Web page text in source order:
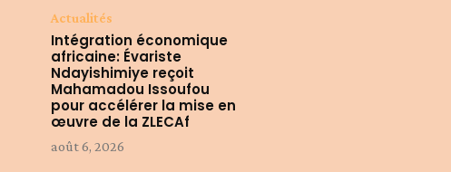
Actualités
Intégration économique
africaine: Évariste
Ndayishimiye reçoit
Mahamadou Issoufou
pour accélérer la mise en
œuvre de la ZLECAf
août 6, 2026